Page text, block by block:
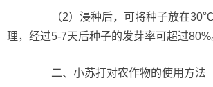
（2）浸种后，可将种子放在30℃
理，经过5-7天后种子的发芽率可超过80%
二、小苏打对农作物的使用方法